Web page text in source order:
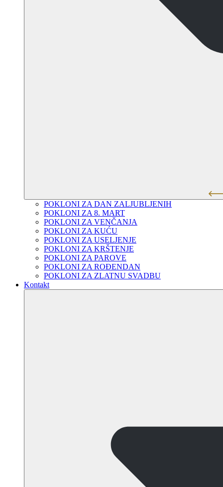
POKLONI ZA DAN ZALJUBLJENIH
POKLONI ZA 8. MART
POKLONI ZA VENČANJA
POKLONI ZA KUĆU
POKLONI ZA USELJENJE
POKLONI ZA KRŠTENJE
POKLONI ZA PAROVE
POKLONI ZA ROĐENDAN
POKLONI ZA ZLATNU SVADBU
Kontakt